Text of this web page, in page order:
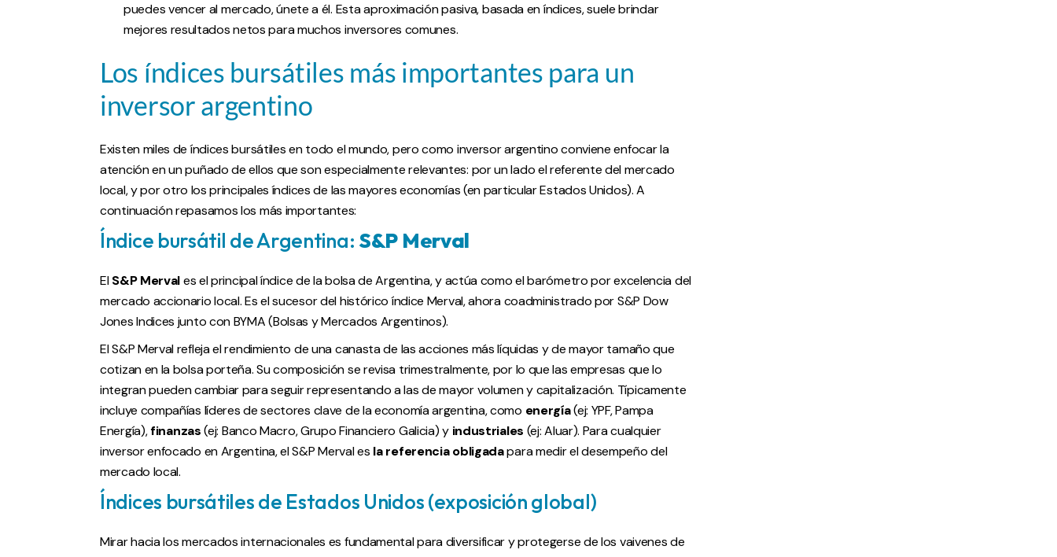
puedes vencer al mercado, únete a él. Esta aproximación pasiva, basada en índices, suele brindar
mejores resultados netos para muchos inversores comunes.
Los índices bursátiles más importantes para un
inversor argentino
Existen miles de índices bursátiles en todo el mundo, pero como inversor argentino conviene enfocar la
atención en un puñado de ellos que son especialmente relevantes: por un lado el referente del mercado
local, y por otro los principales índices de las mayores economías (en particular Estados Unidos). A
continuación repasamos los más importantes:
Índice bursátil de Argentina: S&P Merval
ElS&P Mervales el principal índice de la bolsa de Argentina, y actúa como el barómetro por excelencia del
mercado accionario local. Es el sucesor del histórico índice Merval, ahora coadministrado por S&P Dow
Jones Indices junto con BYMA (Bolsas y Mercados Argentinos).
El S&P Merval refleja el rendimiento de una canasta de las acciones más líquidas y de mayor tamaño que
cotizan en la bolsa porteña. Su composición se revisa trimestralmente, por lo que las empresas que lo
integran pueden cambiar para seguir representando a las de mayor volumen y capitalización. Típicamente
incluye compañías líderes de sectores clave de la economía argentina, como energía(ej: YPF, Pampa
Energía),finanzas(ej: Banco Macro, Grupo Financiero Galicia) y industriales (ej: Aluar). Para cualquier
inversor enfocado en Argentina, el S&P Merval es la referencia obligadapara medir el desempeño del
mercado local.
Índices bursátiles de Estados Unidos (exposición global)
Mirar hacia los mercados internacionales es fundamental para diversificar y protegerse de los vaivenes de